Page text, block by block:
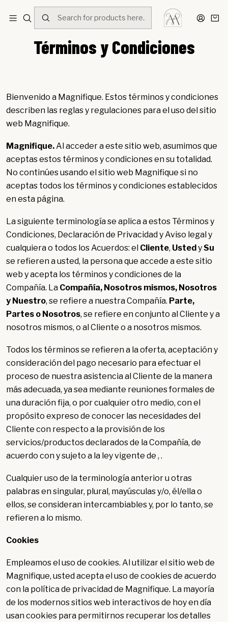
Términos y Condiciones
Términos y Condiciones
Bienvenido a Magnifique. Estos términos y condiciones
describen las reglas y regulaciones para el uso del sitio
web Magnifique.
Magnifique.Al acceder a este sitio web, asumimos que
aceptas estos términos y condiciones en su totalidad.
No continúes usando el sitio web Magnifique si no
aceptas todos los términos y condiciones establecidos
en esta página.
La siguiente terminología se aplica a estos Términos y
Condiciones, Declaración de Privacidad y Aviso legal y
cualquiera o todos los Acuerdos: el Cliente, UstedySu
se refieren a usted, la persona que accede a este sitio
web y acepta los términos y condiciones de la
Compañía. La Compañía, Nosotros mismos, Nosotros
y Nuestro, se refiere a nuestra Compañía. Parte,
Partes o Nosotros, se refiere en conjunto al Cliente y a
nosotros mismos, o al Cliente o a nosotros mismos.
Todos los términos se refieren a la oferta, aceptación y
consideración del pago necesario para efectuar el
proceso de nuestra asistencia al Cliente de la manera
más adecuada, ya sea mediante reuniones formales de
una duración fija, o por cualquier otro medio, con el
propósito expreso de conocer las necesidades del
Cliente con respecto a la provisión de los
servicios/productos declarados de la Compañía, de
acuerdo con y sujeto a la ley vigente de , .
Cualquier uso de la terminología anterior u otras
palabras en singular, plural, mayúsculas y/o, él/ella o
ellos, se consideran intercambiables y, por lo tanto, se
refieren a lo mismo.
Cookies
Empleamos el uso de cookies. Al utilizar el sitio web de
Magnifique, usted acepta el uso de cookies de acuerdo
con la política de privacidad de Magnifique. La mayoría
de los modernos sitios web interactivos de hoy en día
usan cookies para permitirnos recuperar los detalles